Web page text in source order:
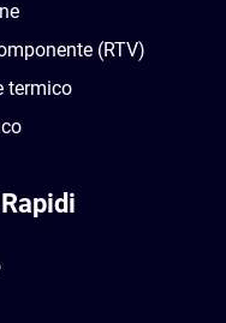
(RTV)
termico